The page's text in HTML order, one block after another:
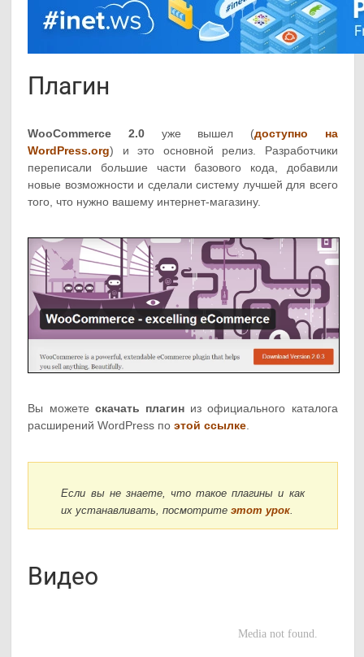
Плагин
WooCommerce 2.0 уже вышел (доступно на
WordPress.org) и это основной релиз. Разработчики
переписали большие части базового кода, добавили
новые возможности и сделали систему лучшей для всего
того, что нужно вашему интернет-магазину.
Вы можете скачать плагин из официального каталога
расширений WordPress поэтой ссылке
Если вы не знаете, что такое плагины и как
их устанавливать, посмотритеэтот урок.
Видео